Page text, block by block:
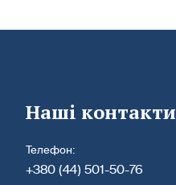
Наші контакти
Телефон:
+380 (44) 501-50-76